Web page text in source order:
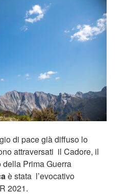
di pace già diffuso lo
attraversati il Cadore, il
Prima Guerra
è stata l’evocativo
2021.